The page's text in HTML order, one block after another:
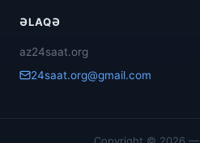
ƏLAQƏ
az24saat.org
24saat.org@gmail.com